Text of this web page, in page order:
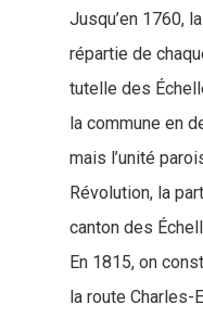
Jusqu’en 1760,
répartie de
tutelle des
la commune en
mais l’unité
Révolution, la
canton des
En 1815, on
la route Charles-